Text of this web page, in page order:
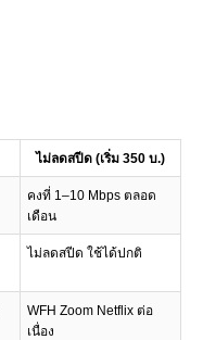
ไม่ลดสปีด (เริ่ม 350 บ.)
คงที่ 1–10 Mbps ตลอด
เดือน
ไม่ลดสปีด ใช้ได้ปกติ
WFH Zoom Netflix ต่อ
เนื่อง